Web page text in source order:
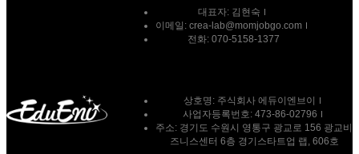
대표자: 김현숙
이메일: crea-lab@momjobgo.com
전화: 070-5158-1377
상호명: 주식회사 에듀이엔브이
사업자등록번호: 473-86-02796
주소: 경기도 수원시 영통구 광교로 156 광교비
즈니스센터 6층 경기스타트업 랩, 606호